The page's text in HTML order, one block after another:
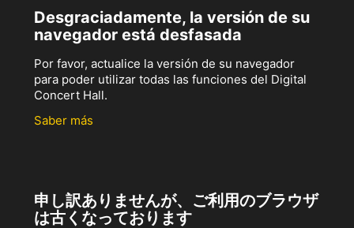
Desgraciadamente, la versión de su
navegador está desfasada
Por favor, actualice la versión de su navegador
para poder utilizar todas las funciones del Digital
Concert Hall.
Saber más
申し訳ありませんが、ご利用のブラウザ
は古くなっております